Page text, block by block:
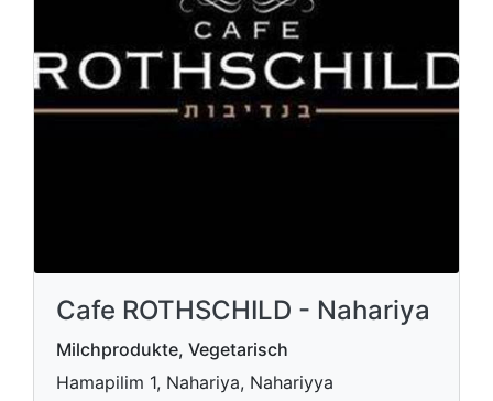
Cafe ROTHSCHILD - Nahariya
Milchprodukte, Vegetarisch
Hamapilim 1, Nahariya, Nahariyya